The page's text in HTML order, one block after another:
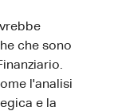
che sono
l'analisi
e la